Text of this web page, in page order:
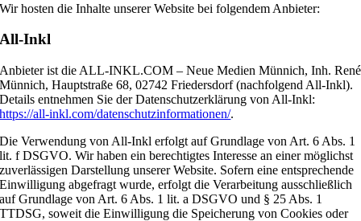
Wir hosten die Inhalte unserer Website bei folgendem Anbieter:
All-Inkl
Anbieter ist die ALL-INKL.COM – Neue Medien Münnich, Inh. René
Münnich, Hauptstraße 68, 02742 Friedersdorf (nachfolgend All-Inkl).
Details entnehmen Sie der Datenschutzerklärung von All-Inkl:
https://all-inkl.com/datenschutzinformationen/.
Die Verwendung von All-Inkl erfolgt auf Grundlage von Art. 6 Abs. 1
lit. f DSGVO. Wir haben ein berechtigtes Interesse an einer möglichst
zuverlässigen Darstellung unserer Website. Sofern eine entsprechende
Einwilligung abgefragt wurde, erfolgt die Verarbeitung ausschließlich
auf Grundlage von Art. 6 Abs. 1 lit. a DSGVO und § 25 Abs. 1
TTDSG, soweit die Einwilligung die Speicherung von Cookies oder